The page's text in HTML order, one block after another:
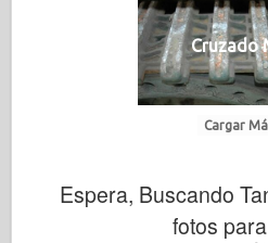
Cruzado
Cargar
Espera, Buscando
fotos